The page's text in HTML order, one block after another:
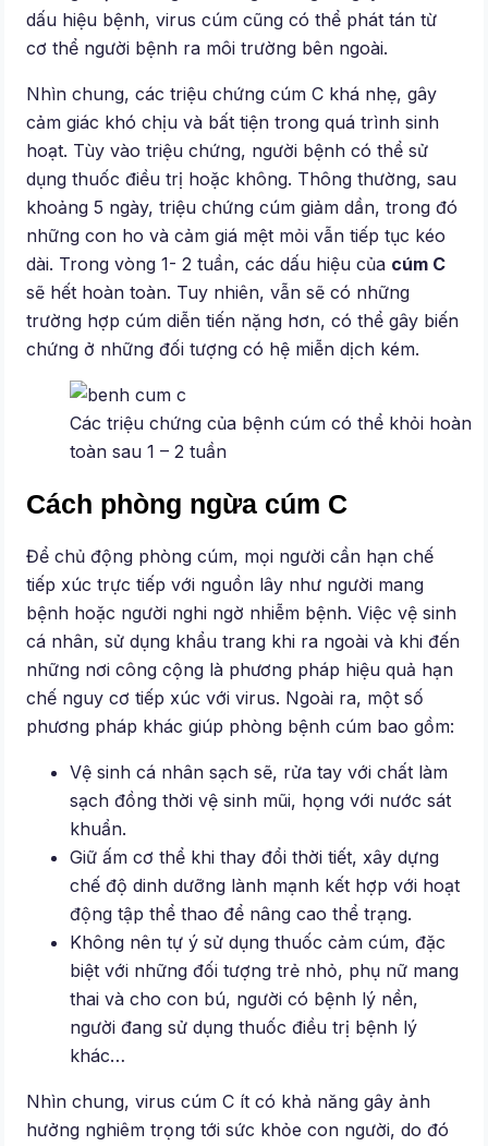
dấu hiệu bệnh, virus cúm cũng có thể phát tán từ
cơ thể người bệnh ra môi trường bên ngoài.
Nhìn chung, các triệu chứng cúm C khá nhẹ, gây
cảm giác khó chịu và bất tiện trong quá trình sinh
hoạt. Tùy vào triệu chứng, người bệnh có thể sử
dụng thuốc điều trị hoặc không. Thông thường, sau
khoảng 5 ngày, triệu chứng cúm giảm dần, trong đó
những con ho và cảm giá mệt mỏi vẫn tiếp tục kéo
dài. Trong vòng 1- 2 tuần, các dấu hiệu của cúm C
sẽ hết hoàn toàn. Tuy nhiên, vẫn sẽ có những
trường hợp cúm diễn tiến nặng hơn, có thể gây biến
chứng ở những đối tượng có hệ miễn dịch kém.
Các triệu chứng của bệnh cúm có thể khỏi hoàn
toàn sau 1 – 2 tuần
Cách phòng ngừa cúm C
Để chủ động phòng cúm, mọi người cần hạn chế
tiếp xúc trực tiếp với nguồn lây như người mang
bệnh hoặc người nghi ngờ nhiễm bệnh. Việc vệ sinh
cá nhân, sử dụng khẩu trang khi ra ngoài và khi đến
những nơi công cộng là phương pháp hiệu quả hạn
chế nguy cơ tiếp xúc với virus. Ngoài ra, một số
phương pháp khác giúp phòng bệnh cúm bao gồm:
Vệ sinh cá nhân sạch sẽ, rửa tay với chất làm
sạch đồng thời vệ sinh mũi, họng với nước sát
khuẩn.
Giữ ấm cơ thể khi thay đổi thời tiết, xây dựng
chế độ dinh dưỡng lành mạnh kết hợp với hoạt
động tập thể thao để nâng cao thể trạng.
Không nên tự ý sử dụng thuốc cảm cúm, đặc
biệt với những đối tượng trẻ nhỏ, phụ nữ mang
thai và cho con bú, người có bệnh lý nền,
người đang sử dụng thuốc điều trị bệnh lý
khác…
Nhìn chung, virus cúm C ít có khả năng gây ảnh
hưởng nghiêm trọng tới sức khỏe con người, do đó